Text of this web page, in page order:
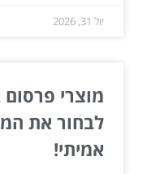
יול 31, 2026
מוצרי
לבחור את
אמיתי!